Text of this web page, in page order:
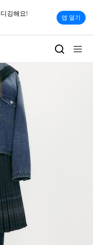
깅해요!
앱 열기